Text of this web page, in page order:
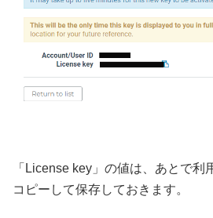
「License key」の値は、あとで利
コピーして保存しておきます。